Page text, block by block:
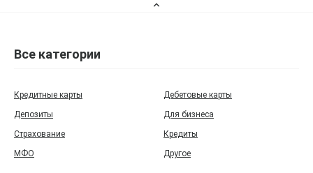
Все категории
Кредитные карты
Дебетовые карты
Депозиты
Для бизнеса
Страхование
Кредиты
МФО
Другое